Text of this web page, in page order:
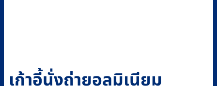
เก้าอี้นั่งถ่ายอลูมิเนียม